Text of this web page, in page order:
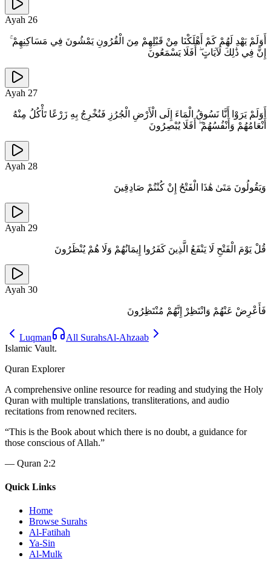
Ayah 26
أَوَلَمْ يَهْدِ لَهُمْ كَمْ أَهْلَكْنَا مِنْ قَبْلِهِمْ مِنَ الْقُرُونِ يَمْشُونَ فِي مَسَاكِنِهِمْ ۚ
إِنَّ فِي ذَٰلِكَ لَآيَاتٍ ۖ أَفَلَا يَسْمَعُونَ
Ayah 27
أَوَلَمْ يَرَوْا أَنَّا نَسُوقُ الْمَاءَ إِلَى الْأَرْضِ الْجُرُزِ فَنُخْرِجُ بِهِ زَرْعًا تَأْكُلُ مِنْهُ
أَنْعَامُهُمْ وَأَنْفُسُهُمْ ۖ أَفَلَا يُبْصِرُونَ
Ayah 28
وَيَقُولُونَ مَتَىٰ هَٰذَا الْفَتْحُ إِنْ كُنْتُمْ صَادِقِينَ
Ayah 29
قُلْ يَوْمَ الْفَتْحِ لَا يَنْفَعُ الَّذِينَ كَفَرُوا إِيمَانُهُمْ وَلَا هُمْ يُنْظَرُونَ
Ayah 30
فَأَعْرِضْ عَنْهُمْ وَانْتَظِرْ إِنَّهُمْ مُنْتَظِرُونَ
Luqman All SurahsAl-Ahzaab
Islamic Vault.
Quran Explorer
A comprehensive online resource for reading and studying the Holy
Quran with multiple translations, transliterations, and audio
recitations from renowned reciters.
“This is the Book about which there is no doubt, a guidance for
those conscious of Allah.”
— Quran 2:2
Quick Links
Home
Browse Surahs
Al-Fatihah
Ya-Sin
Al-Mulk